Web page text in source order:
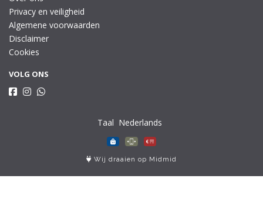
Privacy en veiligheid
Algemene voorwaarden
Disclaimer
Cookies
VOLG ONS
Taal
Wij draaien op Midmid